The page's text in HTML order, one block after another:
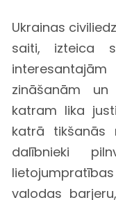
Ukrainas
saiti, izteica
zināšanām
katram lika
katrā tikšanās
dalībnieki
valodas